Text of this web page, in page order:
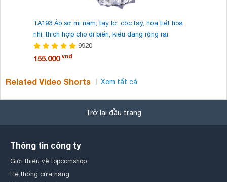
TA193 Áo sơ mi nam, tay lỡ, cộc tay, họa tiết hoa
nhí, thích hợp cho đi biển, kiểu dáng rộng rãi
9920
155.000 vnđ
Related Video Shorts Xem tất cả
Trở lại đầu trang
Thông tin công ty
Giới thiệu về topcomshop
Hệ thống cửa hàng